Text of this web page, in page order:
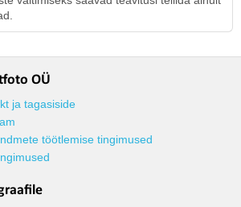
OÜ
ja tagasiside
töötlemise tingimused